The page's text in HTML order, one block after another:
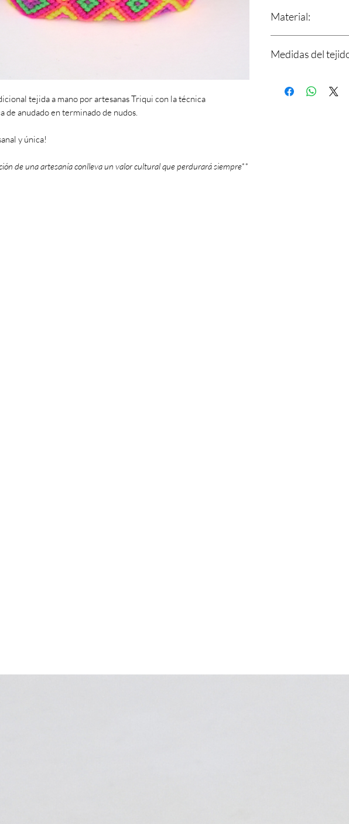
tejida a mano por artesanas Triqui con la técnica
de anudado en terminado de nudos.
y única!
de una artesanía conlleva un valor cultural que perdurará siempre**
Material:
Medidas del
Ancho: 3 cm